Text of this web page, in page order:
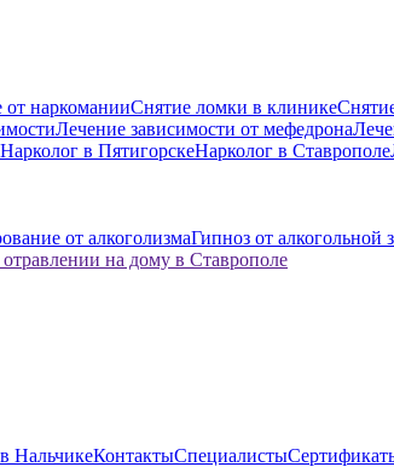
от наркоманииСнятие ломки в клинике
Лечение зависимости от мефедрона
Нарколог в ПятигорскеНарколог в Ставрополе
от алкоголизмаГипноз от алкогольной
на дому в Ставрополе
НальчикеКонтактыСпециалисты